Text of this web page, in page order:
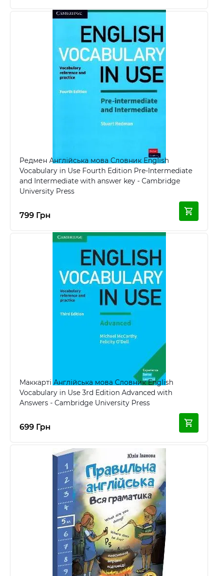
Редмен Англійська мова Словник English
Vocabulary in Use Fourth Edition Pre-Intermediate
and Intermediate with answer key - Cambridge
University Press
799 Грн
Маккарті Англійська мова Словник English
Vocabulary in Use 3rd Edition Advanced with
Answers - Cambridge University Press
699 Грн